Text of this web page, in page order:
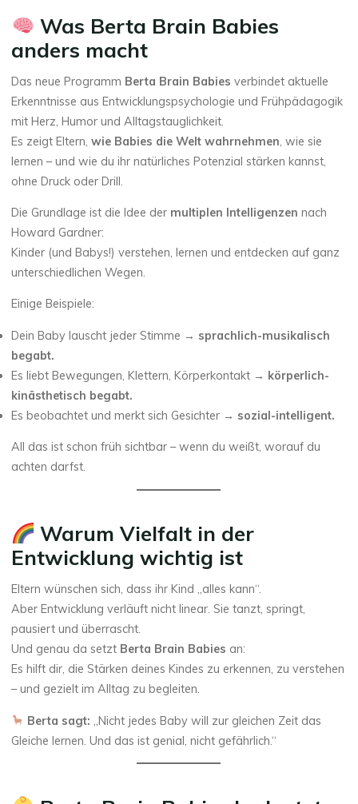
Was Berta Brain Babies
anders macht
Das neue Programm Berta Brain Babies verbindet aktuelle
Erkenntnisse aus Entwicklungspsychologie und Frühpädagogik
mit Herz, Humor und Alltagstauglichkeit.
Es zeigt Eltern,wie Babies die Welt wahrnehmen , wie sie
lernen – und wie du ihr natürliches Potenzial stärken kannst,
ohne Druck oder Drill.
Die Grundlage ist die Idee der multiplen Intelligenzen nach
Howard Gardner:
Kinder (und Babys!) verstehen, lernen und entdecken auf ganz
unterschiedlichen Wegen.
Einige Beispiele:
Dein Baby lauscht jeder Stimme → sprachlich-musikalisch
begabt.
Es liebt Bewegungen, Klettern, Körperkontakt → körperlich-
kinästhetisch begabt.
Es beobachtet und merkt sich Gesichter → sozial-intelligent.
All das ist schon früh sichtbar – wenn du weißt, worauf du
achten darfst.
Warum Vielfalt in der
Entwicklung wichtig ist
Eltern wünschen sich, dass ihr Kind „alles kann“.
Aber Entwicklung verläuft nicht linear. Sie tanzt, springt,
pausiert und überrascht.
Und genau da setzt Berta Brain Babies an:
Es hilft dir, die Stärken deines Kindes zu erkennen, zu verstehen
– und gezielt im Alltag zu begleiten.
Berta sagt: „Nicht jedes Baby will zur gleichen Zeit das
Gleiche lernen. Und das ist genial, nicht gefährlich.“